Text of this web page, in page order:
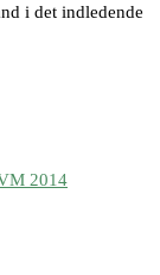
i det indledende
2014